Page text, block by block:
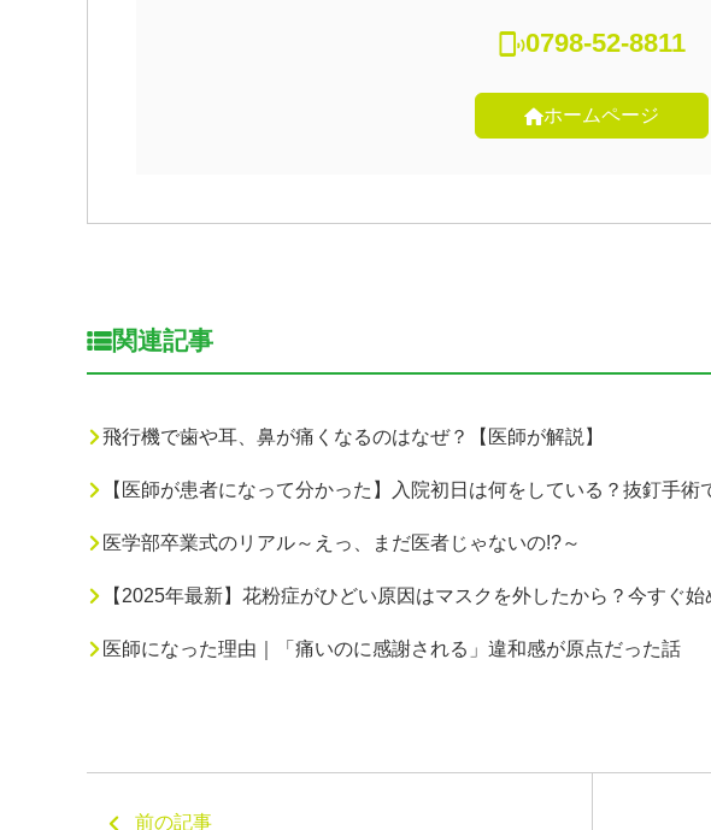
0798-52-8811
ホームページ
関連記事
飛行機で歯や耳、鼻が痛くなるのはなぜ？【医師が解説】
【医師が患者になって分かった】入院初日は何をしている？抜釘手術
医学部卒業式のリアル～えっ、まだ医者じゃないの!?～
【2025年最新】花粉症がひどい原因はマスクを外したから？今すぐ
医師になった理由｜「痛いのに感謝される」違和感が原点だった話
前の記事